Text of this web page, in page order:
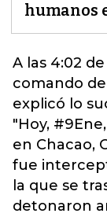
humanos
A las 4:02
comando
explicó lo
"Hoy,
en Chacao,
fue
la que se
detonaron